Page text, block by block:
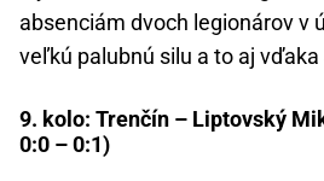
absenciám dvoch legionárov v
veľkú palubnú silu a to aj
9. kolo: Trenčín – Liptovský
0:0 – 0:1)